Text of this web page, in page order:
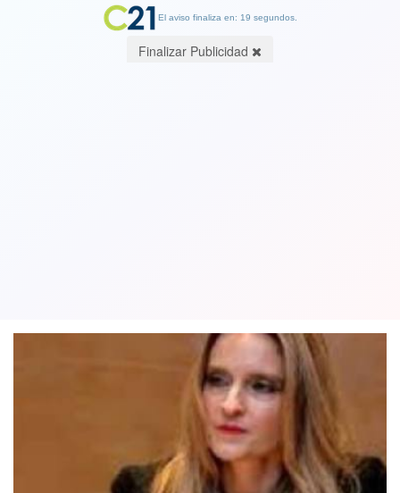
El aviso finaliza en: 19 segundos.
Finalizar Publicidad